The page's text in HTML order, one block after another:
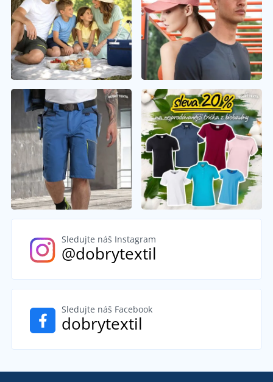
Sledujte náš Instagram
@dobrytextil
Sledujte náš Facebook
dobrytextil